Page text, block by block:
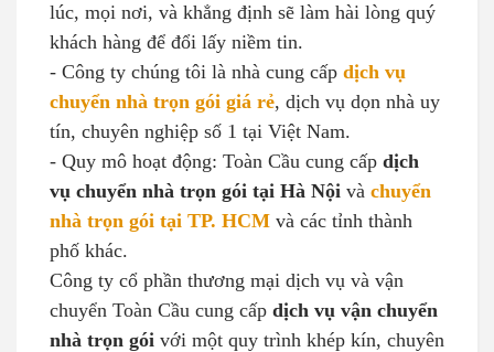
lúc, mọi nơi, và khẳng định sẽ làm hài lòng quý
khách hàng để đổi lấy niềm tin.
- Công ty chúng tôi là nhà cung cấp dịch vụ
chuyển nhà trọn gói giá rẻ, dịch vụ dọn nhà uy
tín, chuyên nghiệp số 1 tại Việt Nam.
- Quy mô hoạt động: Toàn Cầu cung cấp dịch
vụ chuyển nhà trọn gói tại Hà Nội và chuyển
nhà trọn gói tại TP. HCM và các tỉnh thành
phố khác.
Công ty cổ phần thương mại dịch vụ và vận
chuyển Toàn Cầu cung cấp dịch vụ vận chuyển
nhà trọn gói với một quy trình khép kín, chuyên